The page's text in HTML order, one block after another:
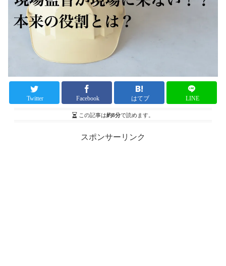
Twitter Facebook はてブ LINE
この記事は約8分で読めます。
スポンサーリンク